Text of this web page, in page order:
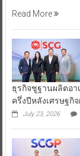
Read More
ธุรกิจชูฐานผลิตอา
ครึ่งปีหลังเศรษฐกิ
July 23, 2026